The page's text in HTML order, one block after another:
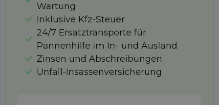
Wartung
Inklusive Kfz-Steuer
24/7 Ersatztransporte für
Pannenhilfe im In- und Ausland
Zinsen und Abschreibungen
Unfall-Insassenversicherung